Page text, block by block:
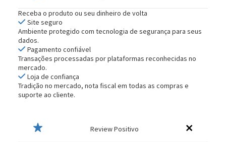
Receba o produto ou seu dinheiro de volta
Site seguro
Ambiente protegido com tecnologia de segurança para seus
dados.
Pagamento confiável
Transações processadas por plataformas reconhecidas no
mercado.
Loja de confiança
Tradição no mercado, nota fiscal em todas as compras e
suporte ao cliente.
Review Positivo